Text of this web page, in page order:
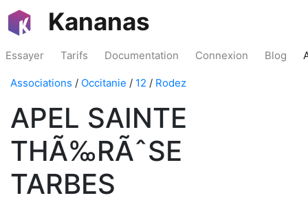
Kananas
Essayer Tarifs Documentation Connexion Blog
Associations / Occitanie / 12 / Rodez
APEL SAINTE
THÃ‰RÃˆSE
TARBES